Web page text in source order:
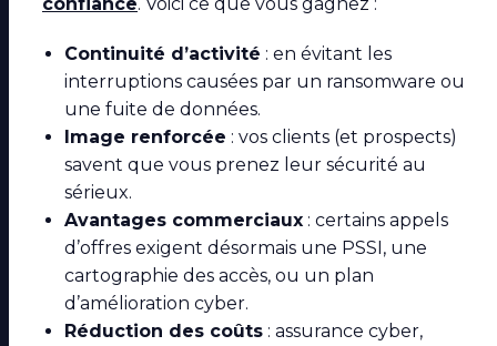
Continuité d’activité : en évitant les
interruptions causées par un ransomware ou
une fuite de données.
Image renforcée : vos clients (et prospects)
savent que vous prenez leur sécurité au
sérieux.
Avantages commerciaux : certains appels
d’offres exigent désormais une PSSI, une
cartographie des accès, ou un plan
d’amélioration cyber.
Réduction des coûts : assurance cyber,